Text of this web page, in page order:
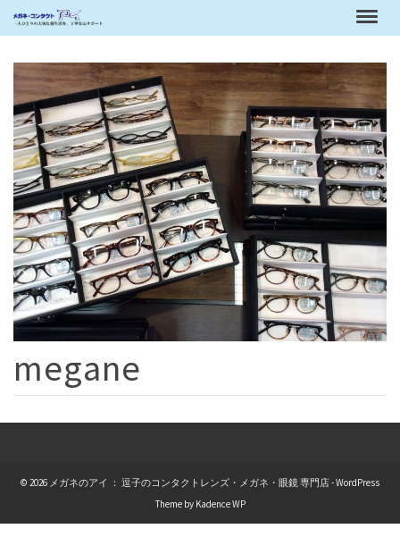
megane
© 2026 メガネのアイ ： 逗子のコンタクトレンズ・メガネ・眼鏡 専門店 - WordPress
Theme by Kadence WP